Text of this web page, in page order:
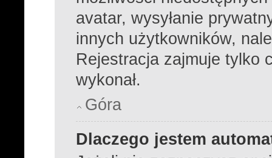
avatar, wysyłanie
innych użytkowników,
Rejestracja zajmuje tylko
wykonał.
Góra
Dlaczego jestem